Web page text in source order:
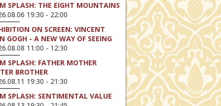
SPLASH: THE EIGHT MOUNTAINS
19:30 - 22:00
ON SCREEN: VINCENT
GOGH - A NEW WAY OF SEEING
11:00 - 12:30
SPLASH: FATHER MOTHER
BROTHER
19:30 - 21:30
SPLASH: SENTIMENTAL VALUE